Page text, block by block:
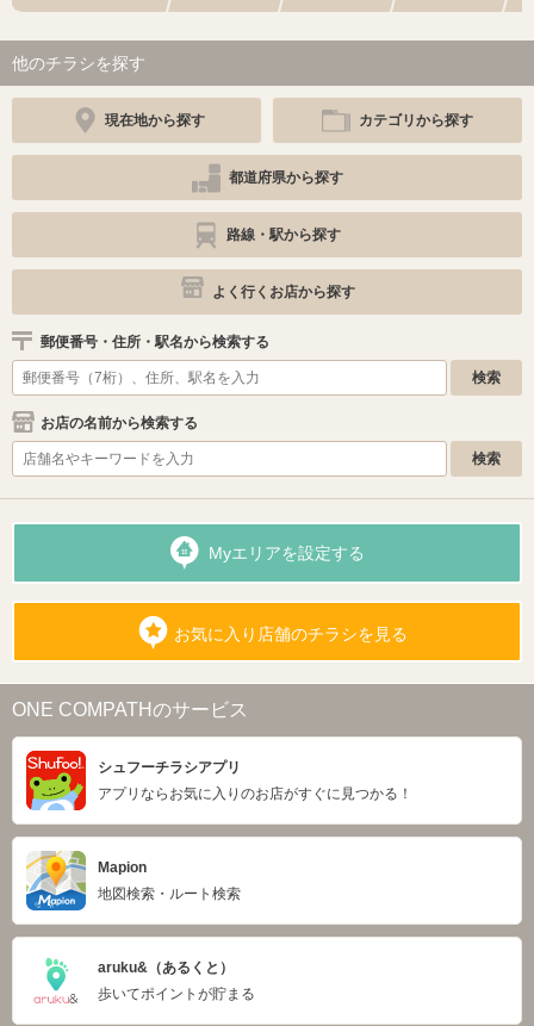
他のチラシを探す
現在地から探す カテゴリから探す
都道府県から探す
路線・駅から探す
よく行くお店から探す
郵便番号・住所・駅名から検索する
お店の名前から検索する
Myエリアを設定する
お気に入り店舗のチラシを見る
ONE COMPATHのサービス
シュフーチラシアプリ
アプリならお気に入りのお店がすぐに見つかる！
Mapion
地図検索・ルート検索
aruku&（あるくと）
歩いてポイントが貯まる